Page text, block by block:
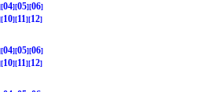
04 05 06
10 11
12
04 05 06
10 11
12